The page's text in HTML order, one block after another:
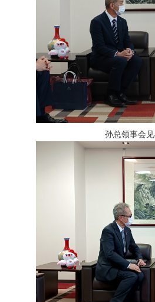
孙总领事会